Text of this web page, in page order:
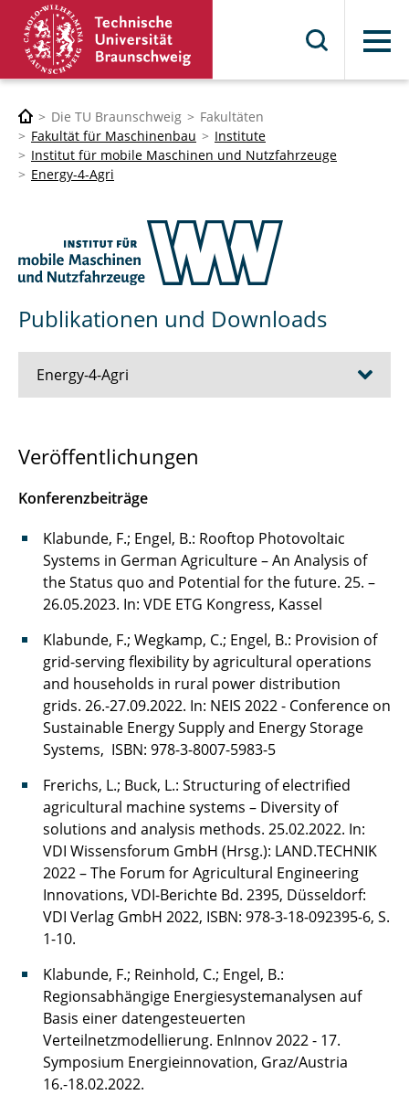
Menü
Die TU Braunschweig
Fakultäten
Fakultät für Maschinenbau
Institute
Institut für mobile Maschinen und Nutzfahrzeuge
Energy-4-Agri
Publikationen und Downloads
Energy-4-Agri
Publikationen und Downloads
Team und Kontakt
Veröffentlichungen
Konferenzbeiträge
Klabunde, F.; Engel, B.: Rooftop Photovoltaic
Systems in German Agriculture – An Analysis of
the Status quo and Potential for the future. 25. –
26.05.2023. In: VDE ETG Kongress, Kassel
Klabunde, F.; Wegkamp, C.; Engel, B.: Provision of
grid-serving flexibility by agricultural operations
and households in rural power distribution
grids. 26.-27.09.2022. In: NEIS 2022 - Conference on
Sustainable Energy Supply and Energy Storage
Systems, ISBN: 978-3-8007-5983-5
Frerichs, L.; Buck, L.: Structuring of electrified
agricultural machine systems – Diversity of
solutions and analysis methods. 25.02.2022. In:
VDI Wissensforum GmbH (Hrsg.): LAND.TECHNIK
2022 – The Forum for Agricultural Engineering
Innovations, VDI-Berichte Bd. 2395, Düsseldorf:
VDI Verlag GmbH 2022, ISBN: 978-3-18-092395-6, S.
1-10.
Klabunde, F.; Reinhold, C.; Engel, B.:
Regionsabhängige Energiesystemanalysen auf
Basis einer datengesteuerten
Verteilnetzmodellierung. EnInnov 2022 - 17.
Symposium Energieinnovation, Graz/Austria
16.-18.02.2022.